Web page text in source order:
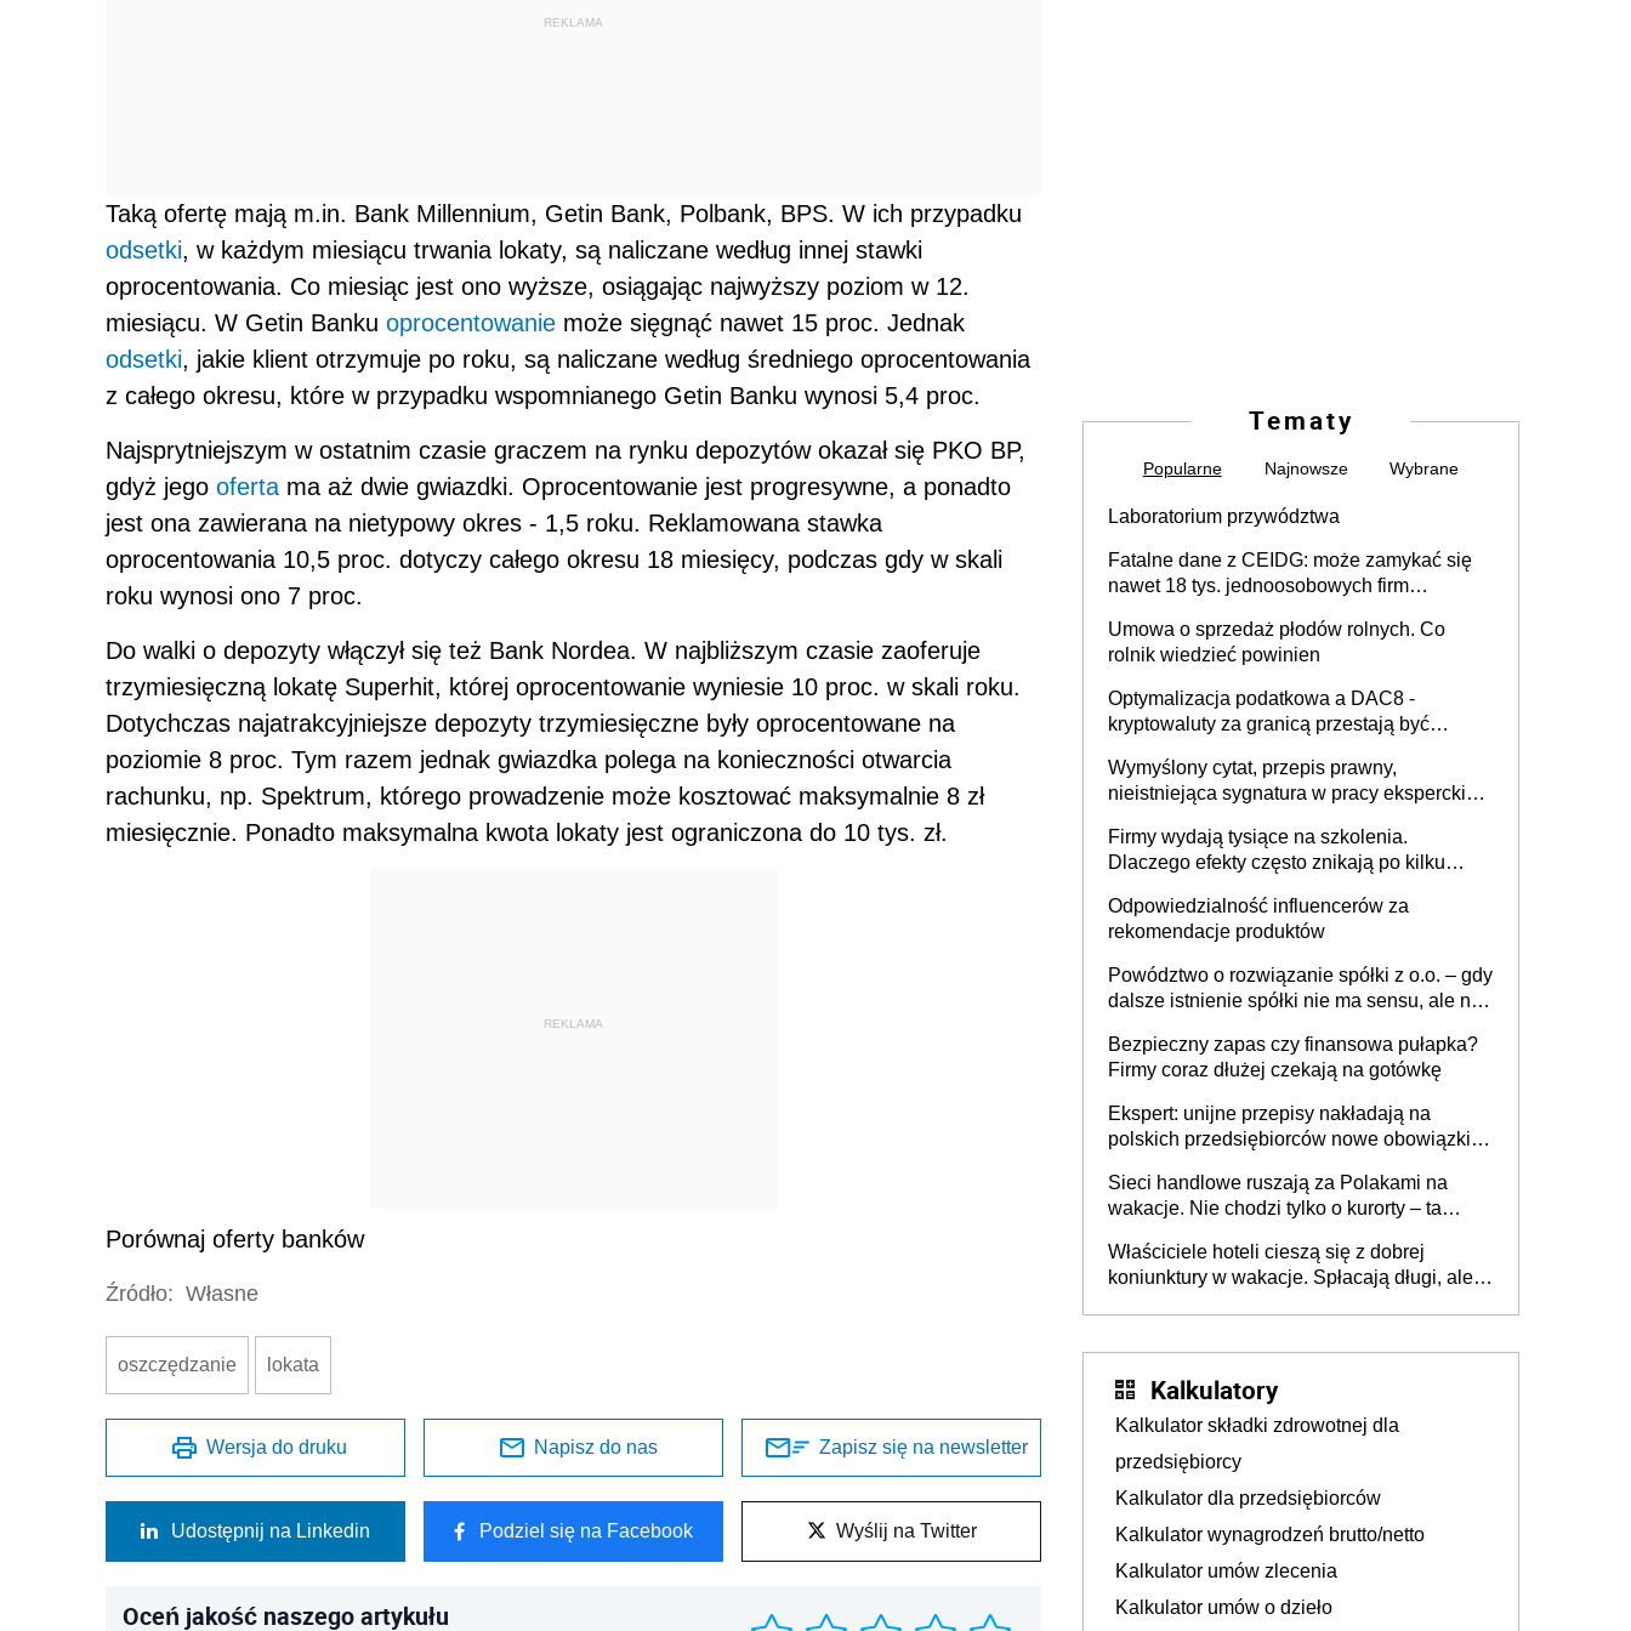
REKLAMA
Taką ofertę mają m.in. Bank Millennium, Getin Bank, Polbank, BPS. W ich przypadku
odsetki, w każdym miesiącu trwania lokaty, są naliczane według innej stawki
oprocentowania. Co miesiąc jest ono wyższe, osiągając najwyższy poziom w 12.
miesiącu. W Getin Banku oprocentowanie może sięgnąć nawet 15 proc. Jednak
odsetki, jakie klient otrzymuje po roku, są naliczane według średniego oprocentowania
z całego okresu, które w przypadku wspomnianego Getin Banku wynosi 5,4 proc.
Najsprytniejszym w ostatnim czasie graczem na rynku depozytów okazał się PKO BP,
gdyż jego ofertama aż dwie gwiazdki. Oprocentowanie jest progresywne, a ponadto
jest ona zawierana na nietypowy okres - 1,5 roku. Reklamowana stawka
oprocentowania 10,5 proc. dotyczy całego okresu 18 miesięcy, podczas gdy w skali
roku wynosi ono 7 proc.
Do walki o depozyty włączył się też Bank Nordea. W najbliższym czasie zaoferuje
trzymiesięczną lokatę Superhit, której oprocentowanie wyniesie 10 proc. w skali roku.
Dotychczas najatrakcyjniejsze depozyty trzymiesięczne były oprocentowane na
poziomie 8 proc. Tym razem jednak gwiazdka polega na konieczności otwarcia
rachunku, np. Spektrum, którego prowadzenie może kosztować maksymalnie 8 zł
miesięcznie. Ponadto maksymalna kwota lokaty jest ograniczona do 10 tys. zł.
REKLAMA
Porównaj oferty banków
Źródło: Własne
oszczędzanie lokata
Wersja do druku Napisz do nas Zapisz się na newsletter
Udostępnij na Linkedin Podziel się na Facebook Wyślij na Twitter
Oceń jakość naszego artykułu
Tematy
Popularne Najnowsze Wybrane
Laboratorium przywództwa
Fatalne dane z CEIDG: może zamykać się
nawet 18 tys. jednoosobowych firm
Umowa o sprzedaż płodów rolnych. Co
rolnik wiedzieć powinien
Optymalizacja podatkowa a DAC8 -
kryptowaluty za granicą przestają być
Wymyślony cytat, przepis prawny,
nieistniejąca sygnatura w pracy eksperckiej -
firmie
Firmy wydają tysiące na szkolenia.
Dlaczego efekty często znikają po kilku
Odpowiedzialność influencerów za
rekomendacje produktów
Powództwo o rozwiązanie spółki z o.o. – gdy
dalsze istnienie spółki nie ma sensu, ale nie
Bezpieczny zapas czy finansowa pułapka?
Firmy coraz dłużej czekają na gotówkę
Ekspert: unijne przepisy nakładają na
polskich przedsiębiorców nowe obowiązki w
Sieci handlowe ruszają za Polakami na
wakacje. Nie chodzi tylko o kurorty – ta
tam, gdzie wielu spędzi urlop po cichu
Właściciele hoteli cieszą się z dobrej
koniunktury w wakacje. Spłacają długi, ale
Kalkulatory
Kalkulator składki zdrowotnej dla
przedsiębiorcy
Kalkulator dla przedsiębiorców
Kalkulator wynagrodzeń brutto/netto
Kalkulator umów zlecenia
Kalkulator umów o dzieło